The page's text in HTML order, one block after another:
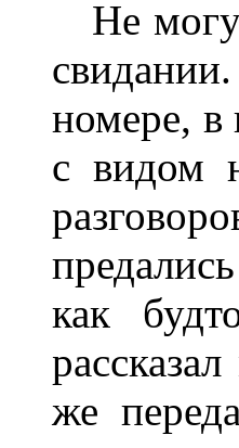
Не могу
номере, в
с видом
как
же